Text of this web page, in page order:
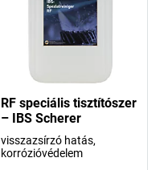
RF speciális tisztítószer
– IBS Scherer
visszazsírzó hatás,
korrózióvédelem